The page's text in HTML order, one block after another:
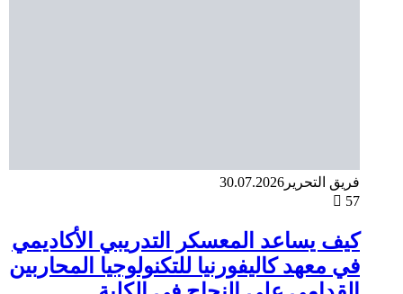
فريق التحرير 30.07.2026
57
كيف يساعد المعسكر التدريبي الأكاديمي
في معهد كاليفورنيا للتكنولوجيا المحاربين